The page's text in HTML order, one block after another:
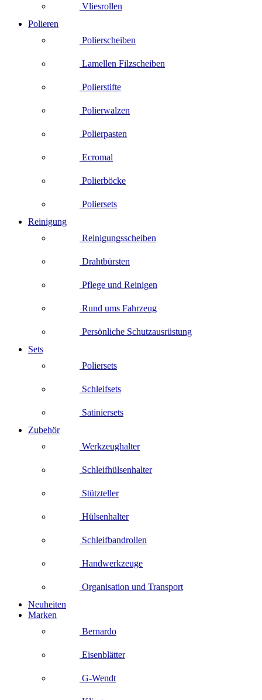
Vliesrollen
Polieren
Polierscheiben
Lamellen Filzscheiben
Polierstifte
Polierwalzen
Polierpasten
Ecromal
Polierböcke
Poliersets
Reinigung
Reinigungsscheiben
Drahtbürsten
Pflege und Reinigen
Rund ums Fahrzeug
Persönliche Schutzausrüstung
Sets
Poliersets
Schleifsets
Satiniersets
Zubehör
Werkzeughalter
Schleifhülsenhalter
Stützteller
Hülsenhalter
Schleifbandrollen
Handwerkzeuge
Organisation und Transport
Neuheiten
Marken
Bernardo
Eisenblätter
G-Wendt